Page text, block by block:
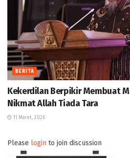
BERITA
Kekerdilan Berpikir Membuat
Nikmat Allah Tiada Tara
11 Maret, 2026
Please login to join discussion